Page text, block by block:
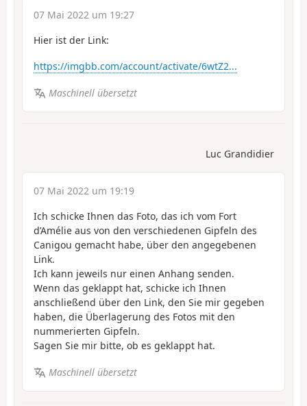
07 Mai 2022 um 19:27
Hier ist der Link:
https://imgbb.com/account/activate/6wtZ2...
Maschinell übersetzt
Luc Grandidier
07 Mai 2022 um 19:19
Ich schicke Ihnen das Foto, das ich vom Fort
d’Amélie aus von den verschiedenen Gipfeln des
Canigou gemacht habe, über den angegebenen
Link.
Ich kann jeweils nur einen Anhang senden.
Wenn das geklappt hat, schicke ich Ihnen
anschließend über den Link, den Sie mir gegeben
haben, die Überlagerung des Fotos mit den
nummerierten Gipfeln.
Sagen Sie mir bitte, ob es geklappt hat.
Maschinell übersetzt